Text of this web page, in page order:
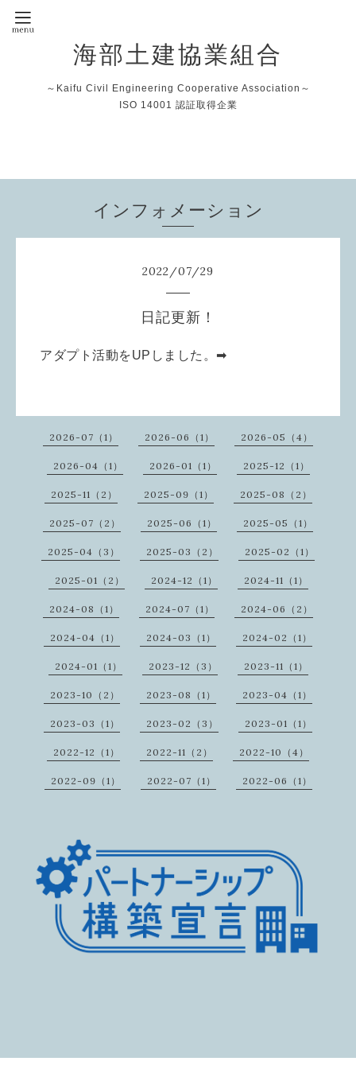
海部土建協業組合
～Kaifu Civil Engineering Cooperative Association～
ISO 14001 認証取得企業
インフォメーション
2022/07/29
日記更新！
アダプト活動をUPしました。➡
2026-07（1） 2026-06（1） 2026-05（4）
2026-04（1） 2026-01（1） 2025-12（1）
2025-11（2） 2025-09（1） 2025-08（2）
2025-07（2） 2025-06（1） 2025-05（1）
2025-04（3） 2025-03（2） 2025-02（1）
2025-01（2） 2024-12（1） 2024-11（1）
2024-08（1） 2024-07（1） 2024-06（2）
2024-04（1） 2024-03（1） 2024-02（1）
2024-01（1） 2023-12（3） 2023-11（1）
2023-10（2） 2023-08（1） 2023-04（1）
2023-03（1） 2023-02（3） 2023-01（1）
2022-12（1） 2022-11（2） 2022-10（4）
2022-09（1） 2022-07（1） 2022-06（1）